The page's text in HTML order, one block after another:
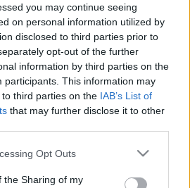
you may continue seeing
on personal information utilized by
disclosed to third parties prior to
opt-out of the further
information by third parties on the
participants. This information may
third parties on the IAB’s List of
that may further disclose it to other
app uses one or more Google
usage behaviour. You may click to
Opt Outs
the Sharing of my
pamfletje ez a színdarab. A tíz,
és refrénbetétekkel
a Tízparancsolat és az azt
szavainak groteszk tanítássá
zsargonjából és a bibliai
- melyen érződik a
is önmaga
szimbolikus motívuma szövi
a kábítószer és a terrorizmus
a parancsolatok nem
a cél a túlélés, a
az oxigén.